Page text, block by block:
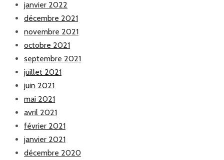
janvier 2022
décembre 2021
novembre 2021
octobre 2021
septembre 2021
juillet 2021
juin 2021
mai 2021
avril 2021
février 2021
janvier 2021
décembre 2020